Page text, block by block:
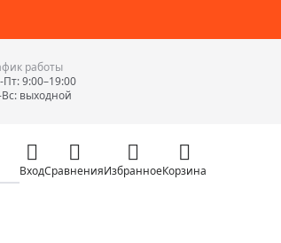
работы
9:00–19:00
выходной
инструменты
ВходСравненияИзбранноеКорзина